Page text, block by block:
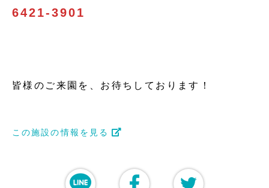
6421-3901
皆様のご来園を、お待ちしております！
この施設の情報を見る